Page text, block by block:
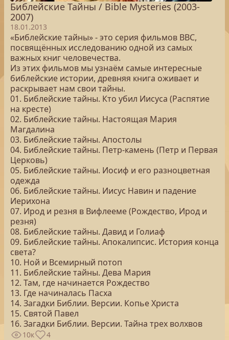
Библейские Тайны / Bible Mysteries (2003-
2007)
18.01.2013
«Библейские тайны» - это серия фильмов BBC,
посвящённых исследованию одной из самых
важных книг человечества.
Из этих фильмов мы узнаём самые интересные
библейские истории, древняя книга оживает и
раскрывает нам свои тайны.
01. Библейские тайны. Кто убил Иисуса (Распятие
на кресте)
02. Библейские тайны. Настоящая Мария
Магдалина
03. Библейские тайны. Апостолы
04. Библейские тайны. Петр-камень (Петр и Первая
Церковь)
05. Библейские тайны. Иосиф и его разноцветная
одежда
06. Библейские тайны. Иисус Навин и падение
Иерихона
07. Ирод и резня в Вифлееме (Рождество, Ирод и
резня)
08. Библейские тайны. Давид и Голиаф
09. Библейские тайны. Апокалипсис. История конца
света?
10. Ной и Всемирный потоп
11. Библейские тайны. Дева Мария
12. Там, где начинается Рождество
13. Где начиналась Пасха
14. Загадки Библии. Версии. Копье Христа
15. Святой Павел
16. Загадки Библии. Версии. Тайна трех волхвов
10к 4